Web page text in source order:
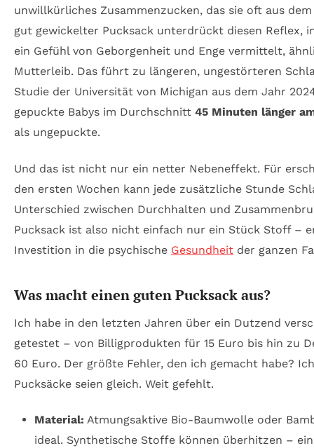
unwillkürliches Zusammenzucken, das sie oft aus
gut gewickelter Pucksack unterdrückt diesen Reflex,
ein Gefühl von Geborgenheit und Enge vermittelt,
Mutterleib. Das führt zu längeren, ungestörteren
Studie der Universität von Michigan aus dem Jahr
gepuckte Babys im Durchschnitt 45 Minuten länger
als ungepuckte.
Und das ist nicht nur ein netter Nebeneffekt. Für
den ersten Wochen kann jede zusätzliche Stunde
Unterschied zwischen Durchhalten und
Pucksack ist also nicht einfach nur ein Stück Stoff –
Investition in die psychische Gesundheit der ganzen
Was macht einen guten Pucksack aus?
Ich habe in den letzten Jahren über ein Dutzend
getestet – von Billigprodukten für 15 Euro bis hin zu
60 Euro. Der größte Fehler, den ich gemacht habe?
Pucksäcke seien gleich. Weit gefehlt.
Material: Atmungsaktive Bio-Baumwolle oder
ideal. Synthetische Stoffe können überhitzen –